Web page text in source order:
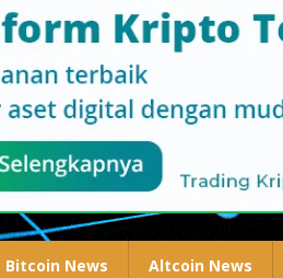
Bitcoin News Altcoin News